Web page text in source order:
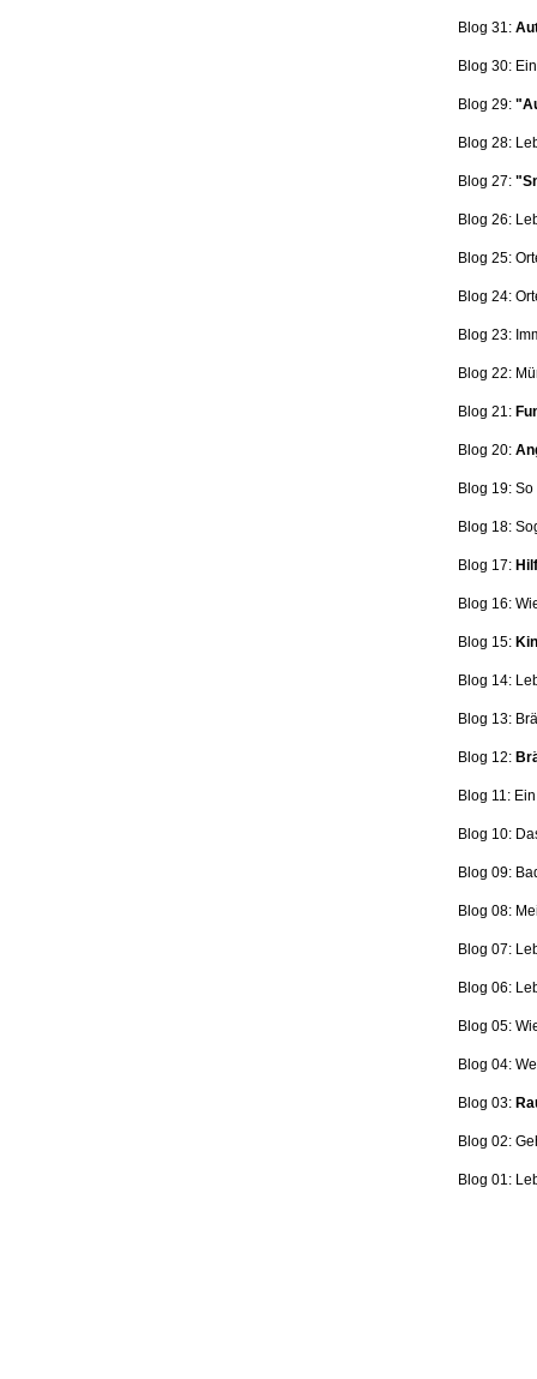
Blog 31:
Blog 30: Ein
Blog 29:
Blog 28:
Blog 27:
Blog 26:
Blog 25:
Blog 24:
Blog 23:
Blog 22:
Blog 21:
Blog 20:
Blog 19:
Blog 18:
Blog 17:
Blog 16:
Blog 15:
Blog 14:
Blog 13:
Blog 12:
Blog 11:
Blog 10:
Blog 09:
Blog 08:
Blog 07:
Blog 06:
Blog 05:
Blog 04:
Blog 03:
Blog 02:
Blog 01: